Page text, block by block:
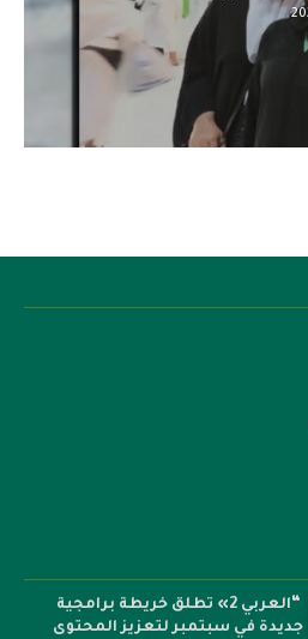
2022-04-12
“العربي 2» تطلق خريطة برامجية
جديدة في سبتمبر لتعزيز المحتوى